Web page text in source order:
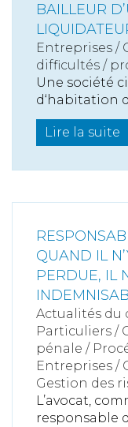
BAILLEUR
Entreprises /
difficultés /
Une société
d‘habitation
Lire la suite
QUAND IL
PERDUE, IL
Actualités du
Particuliers /
pénale /
Entreprises /
Gestion des
L’avocat,
responsable